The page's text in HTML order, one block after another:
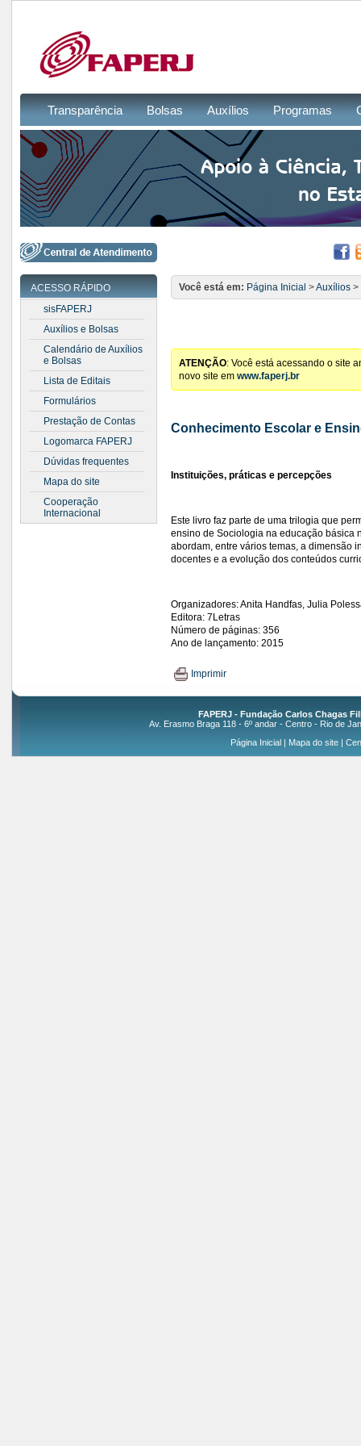
Transparência Bolsas Auxílios Programas
ACESSO RÁPIDO
sisFAPERJ
Auxílios e Bolsas
Calendário de Auxílios
e Bolsas
Lista de Editais
Formulários
Prestação de Contas
Logomarca FAPERJ
Dúvidas frequentes
Mapa do site
Cooperação
Internacional
Você está em: Página Inicial >Auxílios >
ATENÇÃO: Você está acessando o site
novo site em www.faperj.br
Conhecimento Escolar e
Instituições, práticas e percepções
Este livro faz parte de uma trilogia que
ensino de Sociologia na educação básica
abordam, entre vários temas, a dimensão
docentes e a evolução dos conteúdos
Organizadores: Anita Handfas, Julia
Editora: 7Letras
Número de páginas: 356
Ano de lançamento: 2015
Imprimir
FAPERJ - Fundação Carlos Chagas
Av. Erasmo Braga 118 - 6º andar - Centro - Rio de
Página Inicial| Mapa do site|